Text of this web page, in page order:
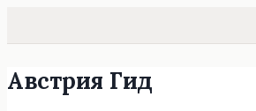
Перейти
Австрия Гид